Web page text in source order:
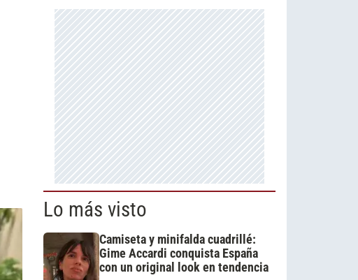
Lo más visto
Camiseta y minifalda cuadrillé:
Gime Accardi conquista España
con un original look en tendencia